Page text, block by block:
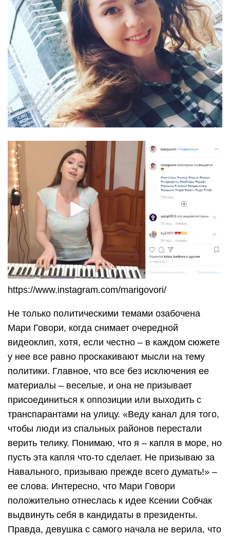
https://www.instagram.com/marigovori/
Не только политическими темами озабочена
Мари Говори, когда снимает очередной
видеоклип, хотя, если честно – в каждом сюжете
у нее все равно проскакивают мысли на тему
политики. Главное, что все без исключения ее
материалы – веселые, и она не призывает
присоединиться к оппозиции или выходить с
транспарантами на улицу. «Веду канал для того,
чтобы люди из спальных районов перестали
верить телику. Понимаю, что я – капля в море, но
пусть эта капля что-то сделает. Не призываю за
Навального, призываю прежде всего думать!» –
ее слова. Интересно, что Мари Говори
положительно отнеслась к идее Ксении Собчак
выдвинуть себя в кандидаты в президенты.
Правда, девушка с самого начала не верила, что